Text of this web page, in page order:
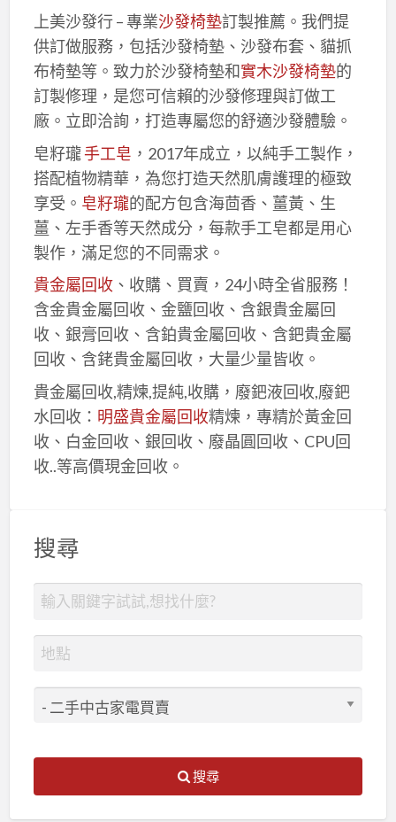
上美沙發行 – 專業沙發椅墊訂製推薦。我們提
供訂做服務，包括沙發椅墊、沙發布套、貓抓
布椅墊等。致力於沙發椅墊和實木沙發椅墊的
訂製修理，是您可信賴的沙發修理與訂做工
廠。立即洽詢，打造專屬您的舒適沙發體驗。
皂籽瓏手工皂 ，2017年成立，以純手工製作，
搭配植物精華，為您打造天然肌膚護理的極致
享受。 皂籽瓏的配方包含海茴香、薑黃、生
薑、左手香等天然成分，每款手工皂都是用心
製作，滿足您的不同需求。
貴金屬回收、收購、買賣，24小時全省服務！
含金貴金屬回收、金鹽回收、含銀貴金屬回
收、銀膏回收、含鉑貴金屬回收、含鈀貴金屬
回收、含銠貴金屬回收，大量少量皆收。
貴金屬回收,精煉,提純,收購，廢鈀液回收,廢鈀
水回收： 明盛貴金屬回收精煉，專精於黃金回
收、白金回收、銀回收、廢晶圓回收、CPU回
收..等高價現金回收。
搜尋
搜尋